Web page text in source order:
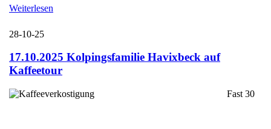
Weiterlesen
28-10-25
17.10.2025 Kolpingsfamilie Havixbeck auf
Kaffeetour
Fast 30